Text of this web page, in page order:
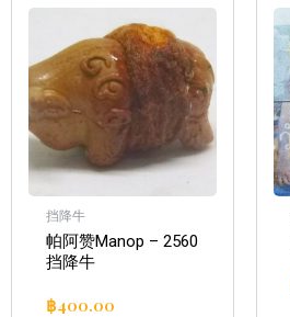
挡降牛
帕阿赞Manop – 2560
挡降牛
฿400.00